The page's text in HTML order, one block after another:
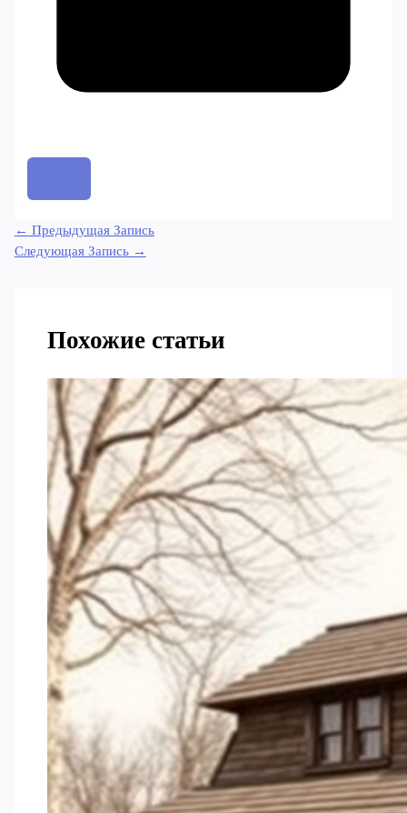
← Предыдущая Запись
Следующая Запись →
Похожие статьи